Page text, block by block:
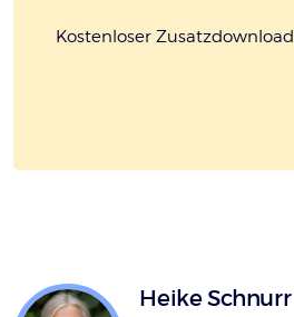
Kostenloser Zusatzdownload
Heike Schnurr